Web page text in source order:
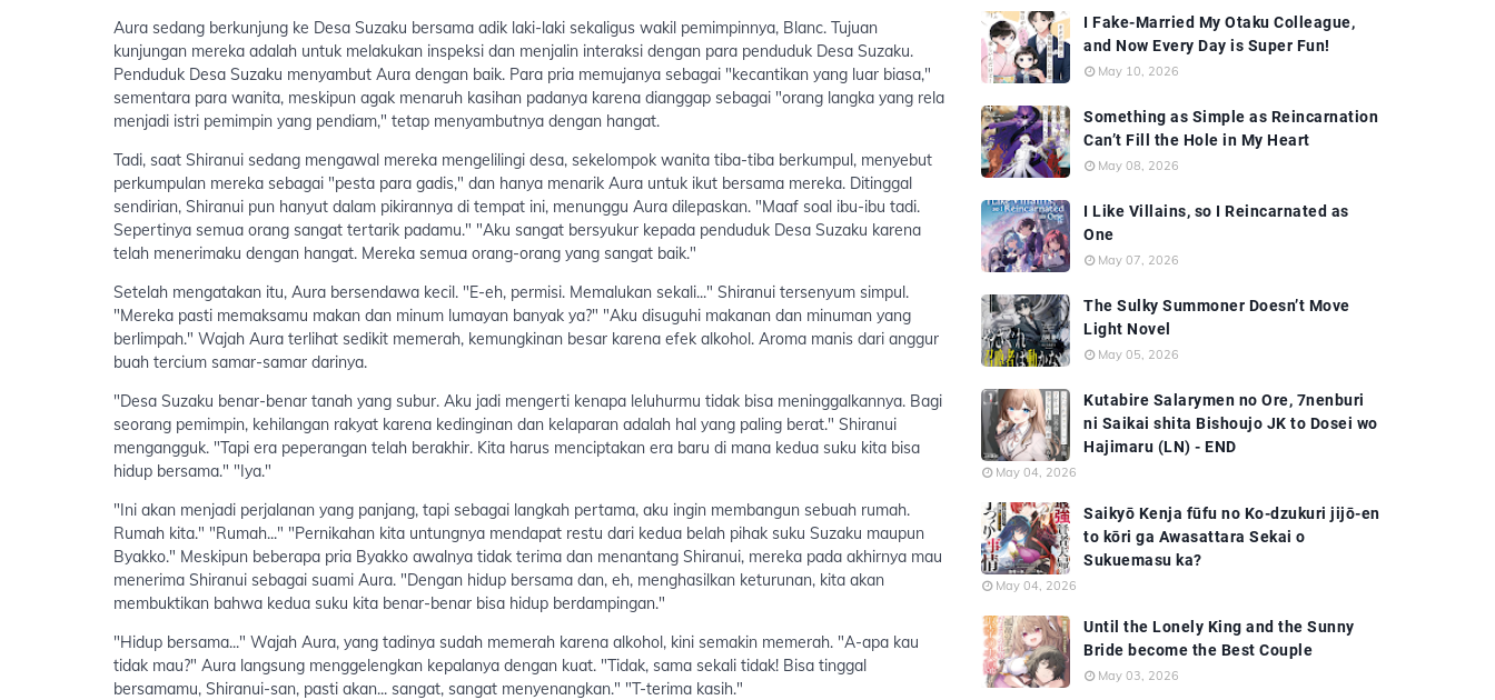
Aura sedang berkunjung ke Desa Suzaku bersama adik laki-laki sekaligus wakil pemimpinnya, Blanc. Tujuan
kunjungan mereka adalah untuk melakukan inspeksi dan menjalin interaksi dengan para penduduk Desa Suzaku.
Penduduk Desa Suzaku menyambut Aura dengan baik. Para pria memujanya sebagai "kecantikan yang luar biasa,"
sementara para wanita, meskipun agak menaruh kasihan padanya karena dianggap sebagai "orang langka yang rela
menjadi istri pemimpin yang pendiam," tetap menyambutnya dengan hangat.
Tadi, saat Shiranui sedang mengawal mereka mengelilingi desa, sekelompok wanita tiba-tiba berkumpul, menyebut
perkumpulan mereka sebagai "pesta para gadis," dan hanya menarik Aura untuk ikut bersama mereka. Ditinggal
sendirian, Shiranui pun hanyut dalam pikirannya di tempat ini, menunggu Aura dilepaskan. "Maaf soal ibu-ibu tadi.
Sepertinya semua orang sangat tertarik padamu." "Aku sangat bersyukur kepada penduduk Desa Suzaku karena
telah menerimaku dengan hangat. Mereka semua orang-orang yang sangat baik."
Setelah mengatakan itu, Aura bersendawa kecil. "E-eh, permisi. Memalukan sekali..." Shiranui tersenyum simpul.
"Mereka pasti memaksamu makan dan minum lumayan banyak ya?" "Aku disuguhi makanan dan minuman yang
berlimpah." Wajah Aura terlihat sedikit memerah, kemungkinan besar karena efek alkohol. Aroma manis dari anggur
buah tercium samar-samar darinya.
"Desa Suzaku benar-benar tanah yang subur. Aku jadi mengerti kenapa leluhurmu tidak bisa meninggalkannya. Bagi
seorang pemimpin, kehilangan rakyat karena kedinginan dan kelaparan adalah hal yang paling berat." Shiranui
mengangguk. "Tapi era peperangan telah berakhir. Kita harus menciptakan era baru di mana kedua suku kita bisa
hidup bersama." "Iya."
"Ini akan menjadi perjalanan yang panjang, tapi sebagai langkah pertama, aku ingin membangun sebuah rumah.
Rumah kita." "Rumah..." "Pernikahan kita untungnya mendapat restu dari kedua belah pihak suku Suzaku maupun
Byakko." Meskipun beberapa pria Byakko awalnya tidak terima dan menantang Shiranui, mereka pada akhirnya mau
menerima Shiranui sebagai suami Aura. "Dengan hidup bersama dan, eh, menghasilkan keturunan, kita akan
membuktikan bahwa kedua suku kita benar-benar bisa hidup berdampingan."
"Hidup bersama..." Wajah Aura, yang tadinya sudah memerah karena alkohol, kini semakin memerah. "A-apa kau
tidak mau?" Aura langsung menggelengkan kepalanya dengan kuat. "Tidak, sama sekali tidak! Bisa tinggal
bersamamu, Shiranui-san, pasti akan... sangat, sangat menyenangkan." "T-terima kasih."
I Fake-Married My Otaku Colleague,
and Now Every Day is Super Fun!
May 10, 2026
Something as Simple as Reincarnation
Can’t Fill the Hole in My Heart
May 08, 2026
I Like Villains, so I Reincarnated as
One
May 07, 2026
The Sulky Summoner Doesn’t Move
Light Novel
May 05, 2026
Kutabire Salarymen no Ore, 7nenburi
ni Saikai shita Bishoujo JK to Dosei wo
Hajimaru (LN) - END
May 04, 2026
Saikyō Kenja fūfu no Ko-dzukuri jijō-en
to kōri ga Awasattara Sekai o
Sukuemasu ka?
May 04, 2026
Until the Lonely King and the Sunny
Bride become the Best Couple
May 03, 2026